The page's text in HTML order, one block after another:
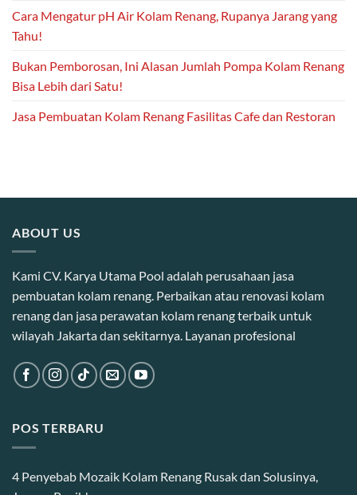
Cara Mengatur pH Air Kolam Renang, Rupanya Jarang yang
Tahu!
Bukan Pemborosan, Ini Alasan Jumlah Pompa Kolam Renang
Bisa Lebih dari Satu!
Jasa Pembuatan Kolam Renang Fasilitas Cafe dan Restoran
ABOUT US
Kami CV. Karya Utama Pool adalah perusahaan jasa
pembuatan kolam renang. Perbaikan atau renovasi kolam
renang dan jasa perawatan kolam renang terbaik untuk
wilayah Jakarta dan sekitarnya. Layanan profesional
POS TERBARU
4 Penyebab Mozaik Kolam Renang Rusak dan Solusinya,